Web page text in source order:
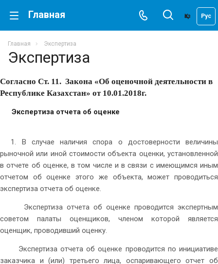
Главная Қаз Рус
Главная Экспертиза
Экспертиза
Согласно Ст. 11. Закона «Об оценочной деятельности в
Республике Казахстан» от 10.01.2018г.
Экспертиза отчета об оценке
1. В случае наличия спора о достоверности величины
рыночной или иной стоимости объекта оценки, установленной
в отчете об оценке, в том числе и в связи с имеющимся иным
отчетом об оценке этого же объекта, может проводиться
экспертиза отчета об оценке.
Экспертиза отчета об оценке проводится экспертным
советом палаты оценщиков, членом которой является
оценщик, проводивший оценку.
Экспертиза отчета об оценке проводится по инициативе
заказчика и (или) третьего лица, оспаривающего отчет об